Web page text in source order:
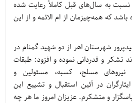
نسبت به سال‌های قبل کاملاً رعایت شده
که همه‌چیزمان از ام الائمه و از این
شهرستان اهر از دو شهید گمنام در
تشکر و قدردانی نموده و افزود: طبقات
نیروهای مسلح، کسبه، مسئولین و
در آئین استقبال و تشییع این
و متشکرم. عزیزان امروز ما هر چه